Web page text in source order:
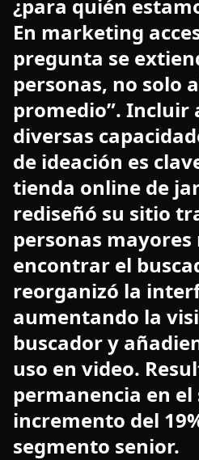
¿para quién
En marketing
pregunta se
personas, no solo
promedio”. Incluir
diversas
de ideación es
tienda online de
rediseñó su sitio
personas
encontrar el
reorganizó la
aumentando la
buscador y
uso en video.
permanencia en
incremento del
segmento senior.